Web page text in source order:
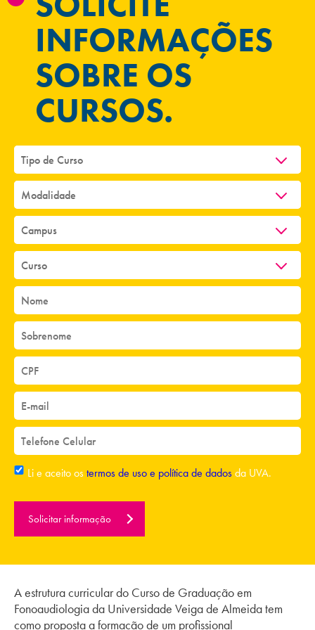
INFORMAÇÕES
SOBRE OS
CURSOS.
Li e aceito ostermos de uso e política de dadosda UVA.
Solicitar informação
A estrutura curricular do Curso de Graduação em
Fonoaudiologia da Universidade Veiga de Almeida tem
como proposta a formação de um profissional